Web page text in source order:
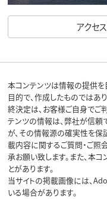
アクセ
本コンテンツは情報の提供を
目的で、作成したものではあ
終決定は、お客様ご自身でご
テンツの情報は、弊社が信頼
が、その情報源の確実性を保
載内容に関するご質問・ご
承お願い致します。また、本
とがあります。
当サイトの掲載画像には、
いる場合があります。